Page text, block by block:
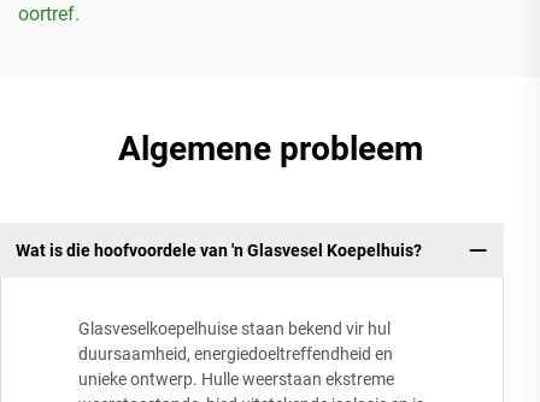
oortref.
Algemene probleem
Wat is die hoofvoordele van 'n Glasvesel Koepelhuis?
Glasveselkoepelhuise staan bekend vir hul
duursaamheid, energiedoeltreffendheid en
unieke ontwerp. Hulle weerstaan ekstreme